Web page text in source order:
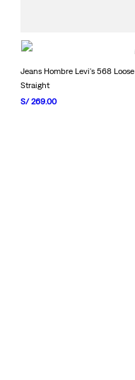
Jeans Hombre Levi's 568 Loose
Straight
S/ 269.00